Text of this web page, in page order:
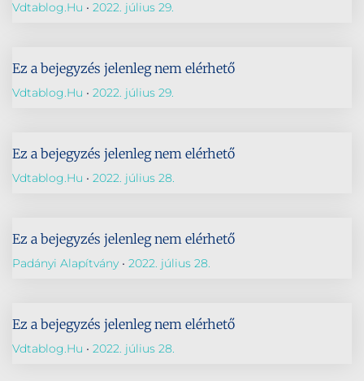
Vdtablog.hu 2022. július 29.
Ez a bejegyzés jelenleg nem elérhető
Vdtablog.hu 2022. július 29.
Ez a bejegyzés jelenleg nem elérhető
Vdtablog.hu 2022. július 28.
Ez a bejegyzés jelenleg nem elérhető
Padányi Alapítvány 2022. július 28.
Ez a bejegyzés jelenleg nem elérhető
Vdtablog.hu 2022. július 28.